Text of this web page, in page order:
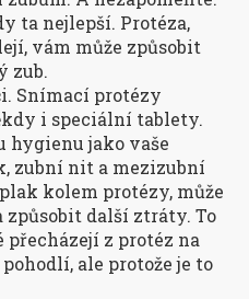
ta nejlepší. Protéza,
vám může způsobit
zub.
Snímací protézy
i speciální tablety.
hygienu jako vaše
zubní nit a mezizubní
kolem protézy, může
způsobit další ztráty. To
přecházejí z protéz na
ale protože je to